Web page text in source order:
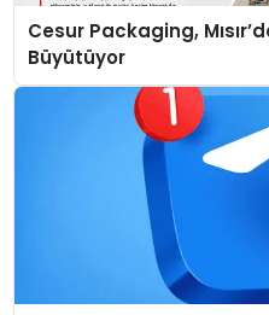
Cesur Packaging,
Büyütüyor